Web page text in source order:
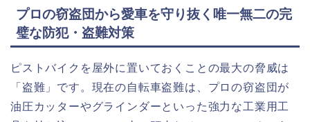
プロの窃盗団から愛車を守り抜く唯一無二の完
璧な防犯・盗難対策
ピストバイクを屋外に置いておくことの最大の脅威は
「盗難」です。現在の自転車盗難は、プロの窃盗団が
油圧カッターやグラインダーといった強力な工業用工